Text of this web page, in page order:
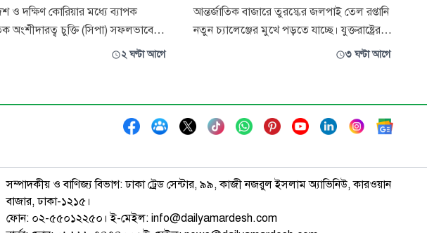
ও দক্ষিণ কোরিয়ার মধ্যে ব্যাপক
অংশীদারত্ব চুক্তি (সিপা) সফলভাবে
হওয়ার বিষয়টিকে স্বাগত ও অভিনন্দন
(এফবিসিসিআই) প্রশাসক মো.
এই চুক্তির মাধ্যমে দুই দ
২ ঘণ্টা আগে
আন্তর্জাতিক বাজারে তুরস্কের জলপাই তেল রপ্তানি
নতুন চ্যালেঞ্জের মুখে পড়তে যাচ্ছে। যুক্তরাষ্ট্রের
সম্ভাব্য কর ও বাণিজ্যিক বাধার কারণে দেশটির
তুরস্কের কৃষকদের কাছে জলপাই হচ্ছে ‘সবুজ
সোনা’ বা মূল্যবান কৃষিপণ্য।
৩ ঘণ্টা আগে
সম্পাদকীয় ও বাণিজ্য বিভাগ: ঢাকা ট্রেড সেন্টার, ৯৯, কাজী নজরুল ইসলাম অ্যাভিনিউ, কারওয়ান
বাজার, ঢাকা-১২১৫।
ফোন: ০২-৫৫০১২২৫০। ই-মেইল: info@dailyamardesh.com